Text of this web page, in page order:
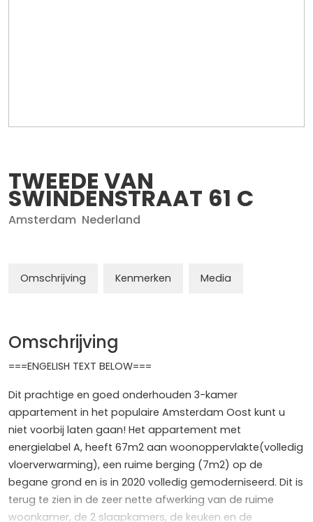
TWEEDE VAN
SWINDENSTRAAT 61 C
Amsterdam Nederland
Omschrijving Kenmerken Media
Omschrijving
===ENGELISH TEXT BELOW===
Dit prachtige en goed onderhouden 3-kamer
appartement in het populaire Amsterdam Oost kunt u
niet voorbij laten gaan! Het appartement met
energielabel A, heeft 67m2 aan woonoppervlakte(volledig
vloerverwarming), een ruime berging (7m2) op de
begane grond en is in 2020 volledig gemoderniseerd. Dit is
terug te zien in de zeer nette afwerking van de ruime
woonkamer, de 2 slaapkamers, de keuken en de